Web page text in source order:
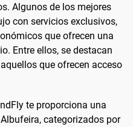
Algunos de los mejores
con servicios exclusivos,
que ofrecen una
Entre ellos, se destacan
que ofrecen acceso
te proporciona una
categorizados por